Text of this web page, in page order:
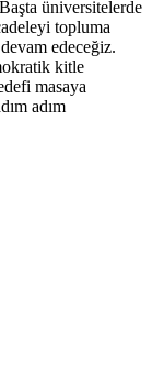
üniversitelerde
topluma
edeceğiz.
kitle
masaya
adım